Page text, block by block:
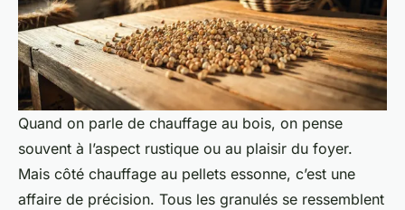
Quand on parle de chauffage au bois, on pense
souvent à l’aspect rustique ou au plaisir du foyer.
Mais côté chauffage au pellets essonne, c’est une
affaire de précision. Tous les granulés se ressemblent